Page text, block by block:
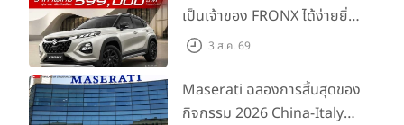
ต้นที่ 9.49 แสนบาท
เป็นเจ้าของ FRONX ได้ง่ายยิ่ง
ขึ้นสำหรับรุ่น GL ราคาพิเศษ
200 คัน พร้อมข้อเสนอสุดคุ้ม
3 ส.ค. 69
Maserati ฉลองการสิ้นสุดของ
กิจกรรม 2026 China-Italy